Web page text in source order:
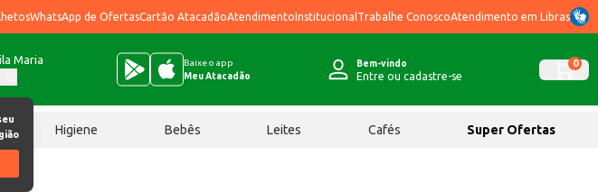
WhatsApp de OfertasCartão AtacadãoAtendimentoInstitucional Trabalhe ConoscoAtendimento em Libras
Maria
Baixe o app
Meu Atacadão
Bem-vindo
Entre ou cadastre-se
0
Higiene Bebês Leites Cafés Super Ofertas